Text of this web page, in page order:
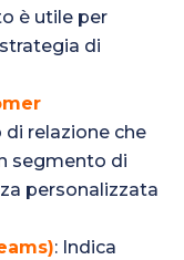
è utile per
di
di relazione che
segmento di
personalizzata
: Indica